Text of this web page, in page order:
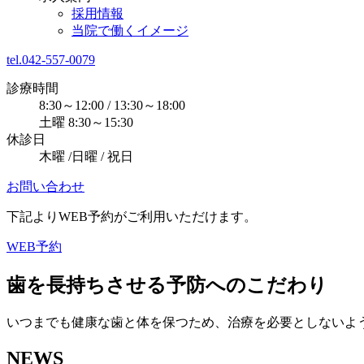
採用情報
当院で働くイメージ
tel.042-557-0079
診療時間
8:30～12:00 / 13:30～18:00
土曜 8:30～15:30
休診日
木曜 /日曜 / 祝日
お問い合わせ
下記よりWEB予約がご利用いただけます。
WEB予約
歯を長持ちさせる予防へのこだわり
いつまでも健康な歯と体を保つため、治療を必要としないよ
NEWS